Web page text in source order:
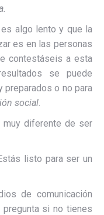
algo lento y que la
es en las personas
contestáseis a esta
se puede
o no para
social.
muy diferente de ser
listo para ser un
de comunicación
si no tienes